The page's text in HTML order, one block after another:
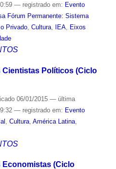
— registrado em: Evento
Fórum Permanente: Sistema
Privado, Cultura, IEA,
Eixos
Cientistas Políticos (Ciclo
06/01/2015 — última
— registrado em: Evento
Cultura, América Latina,
Economistas (Ciclo